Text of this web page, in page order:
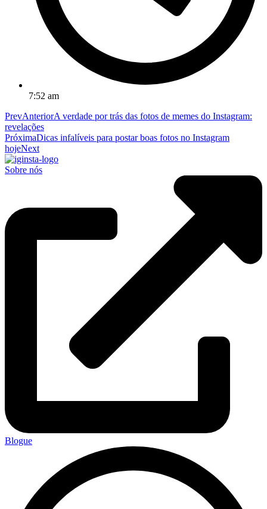
7:52 am
PrevAnteriorA verdade por trás das fotos de memes do Instagram:
revelações
PróximaDicas infalíveis para postar boas fotos no Instagram
hojeNext
Sobre nós
Blogue